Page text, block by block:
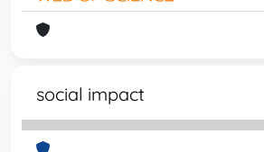
social impact